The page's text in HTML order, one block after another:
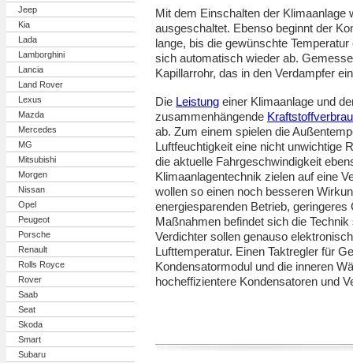
Jeep
Kia
Lada
Lamborghini
Lancia
Land Rover
Lexus
Mazda
Mercedes
MG
Mitsubishi
Morgen
Nissan
Opel
Peugeot
Porsche
Renault
Rolls Royce
Rover
Saab
Seat
Skoda
Smart
Subaru
Mit dem Einschalten der Klimaanlage
ausgeschaltet. Ebenso beginnt der
lange, bis die gewünschte
sich automatisch wieder ab.
Kapillarrohr, das in den Verdampfer
Die Leistung einer Klimaanlage und
zusammenhängende
ab. Zum einem spielen die
Luftfeuchtigkeit eine nicht unwichtige
die aktuelle Fahrgeschwindigkeit
Klimaanlagentechnik zielen auf eine
wollen so einen noch besseren
energiesparenden Betrieb,
Maßnahmen befindet sich die
Verdichter sollen genauso
Lufttemperatur. Einen Taktregler für
Kondensatormodul und die inneren
hocheffizientere Kondensatoren und